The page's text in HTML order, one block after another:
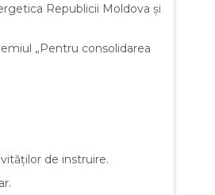
Republicii Moldova și
„Pentru consolidarea
de instruire.